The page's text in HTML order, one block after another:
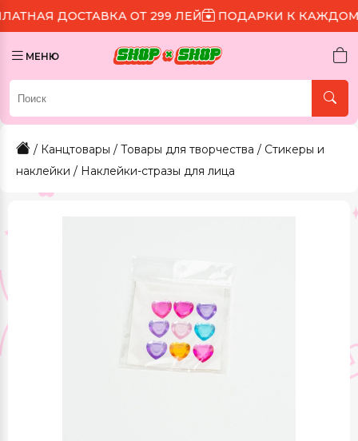
ОТ 299 ЛЕЙ ПОДАРКИ К КАЖДОМУ ЗАКАЗУ
МЕНЮ
/ Канцтовары / Товары для творчества / Стикеры и
наклейки / Наклейки-стразы для лица